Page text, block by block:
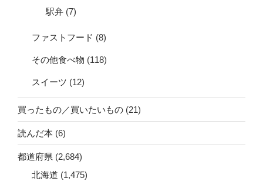
駅弁 (7)
ファストフード (8)
その他食べ物 (118)
スイーツ (12)
買ったもの／買いたいもの (21)
読んだ本 (6)
都道府県 (2,684)
北海道 (1,475)